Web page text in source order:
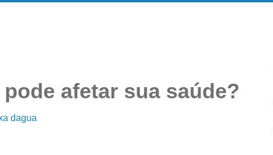
afetar sua saúde?
dagua